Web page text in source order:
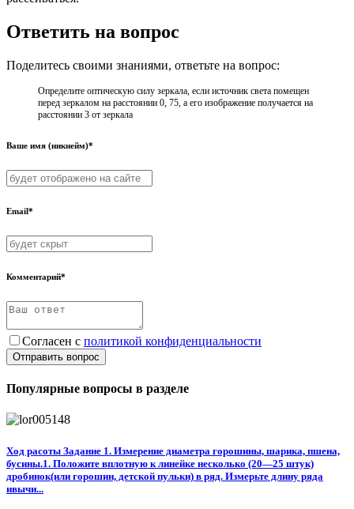
Ответить на вопрос
Поделитесь своими знаниями, ответьте на вопрос:
Определите оптическую силу зеркала, если источник света помещен
перед зеркалом на расстоянии 0, 75, а его изображение получается на
расстоянии 3 от зеркала
Ваше имя (никнейм)*
Email*
Комментарий*
Согласен с политикой конфиденциальности
Отправить вопрос
Популярные вопросы в разделе
Ход расоты Задание 1. Измерение диаметра горошины, шарика, пшена,
бусины.1. Положите вплотную к линейке несколько (20—25 штук)
дробинок(или горошин, детской пульки) в ряд. Измерьте длину ряда
ивычи...